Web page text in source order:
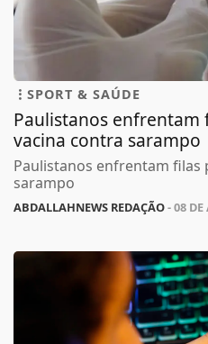
SPORT & SAÚDE
Paulistanos
vacina contra sarampo
Paulistanos enfrentam
sarampo
ABDALLAHNEWS REDAÇÃO- 08 DE